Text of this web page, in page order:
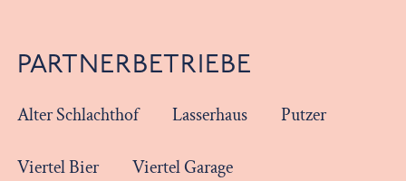
PARTNERBETRIEBE
Alter Schlachthof Lasserhaus Putzer
Viertel Bier Viertel Garage